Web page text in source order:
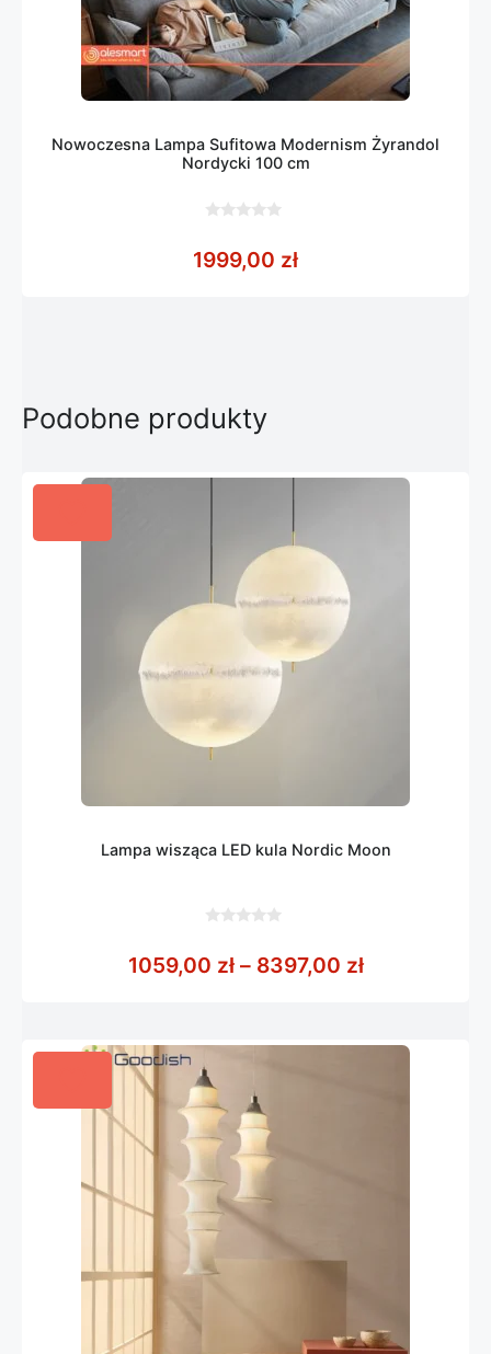
Nowoczesna Lampa Sufitowa Modernism Żyrandol
Nordycki 100 cm
5
1999,00 zł
Podobne produkty
Lampa wisząca LED kula Nordic Moon
5
1059,00 zł – 8397,00 złZakres cen: